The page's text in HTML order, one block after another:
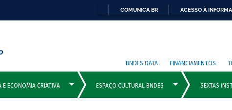
COMUNICA BR ACESSO À
BNDES DATA FINANCIAMENTOS